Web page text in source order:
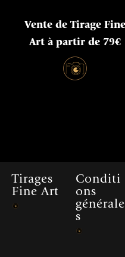
Vente de Tirage Fine
Art à partir de 79€
Tirages
Fine Art
Conditi
ons
générale
s